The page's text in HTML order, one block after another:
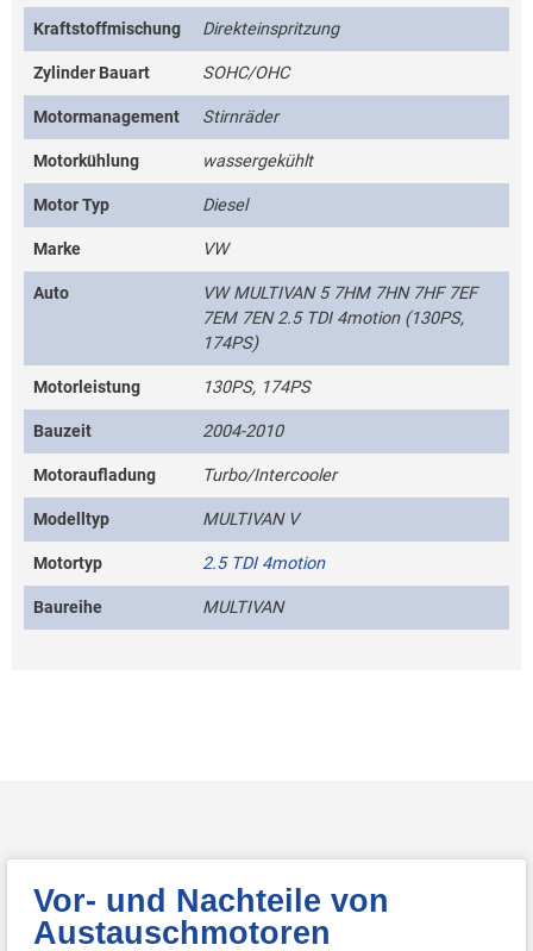
Kraftstoffmischung Direkteinspritzung
Zylinder Bauart SOHC/OHC
Motormanagement Stirnräder
Motorkühlung wassergekühlt
Motor Typ Diesel
Marke VW
Auto
VW MULTIVAN 5 7HM 7HN 7HF 7EF
7EM 7EN 2.5 TDI 4motion (130PS,
174PS)
Motorleistung 130PS, 174PS
Bauzeit 2004-2010
Motoraufladung Turbo/Intercooler
Modelltyp MULTIVAN V
Motortyp 2.5 TDI 4motion
Baureihe MULTIVAN
Vor- und Nachteile von
Austauschmotoren